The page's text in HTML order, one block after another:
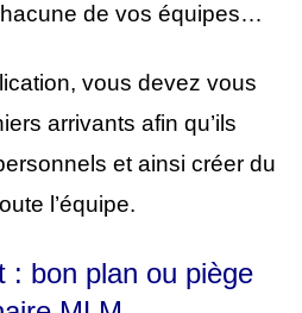
de vos équipes…
vous devez vous
arrivants afin qu’ils
et ainsi créer du
l’équipe.
: bon plan ou piège